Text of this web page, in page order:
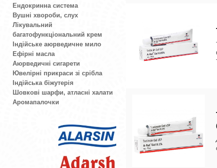
Ендокринна система
Вушні хвороби, слух
Лікувальний
багатофункціональний крем
Індійське аюрведичне мило
Ефірні масла
Аюрведичні сигарети
Ювелірні прикраси зі срібла
Індійська біжутерія
Шовкові шарфи, атласні халати
Аромапалочки